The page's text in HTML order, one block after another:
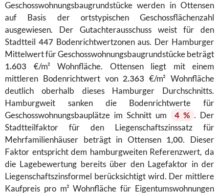
Geschosswohnungsbaugrundstücke werden in Ottensen
auf Basis der ortstypischen Geschossflächenzahl
ausgewiesen. Der Gutachterausschuss weist für den
Stadtteil 447Bodenrichtwertzonen aus. Der Hamburger
Mittelwert für Geschosswohnungsbaugrundstücke beträgt
1.603 €/m² Wohnfläche. Ottensen liegt mit einem
mittleren Bodenrichtwert von 2.363 €/m² Wohnfläche
deutlich oberhalb dieses Hamburger Durchschnitts.
Hamburgweit sanken die Bodenrichtwerte für
Geschosswohnungsbauplätze im Schnitt um
4 % . Der
Stadtteilfaktor für den Liegenschaftszinssatz für
Mehrfamilienhäuser beträgt in Ottensen 1,00. Dieser
Faktor entspricht dem hamburgweiten Referenzwert, da
die Lagebewertung bereits über den Lagefaktor in der
Liegenschaftszinsformel berücksichtigt wird. Der mittlere
Kaufpreis pro m² Wohnfläche für Eigentumswohnungen